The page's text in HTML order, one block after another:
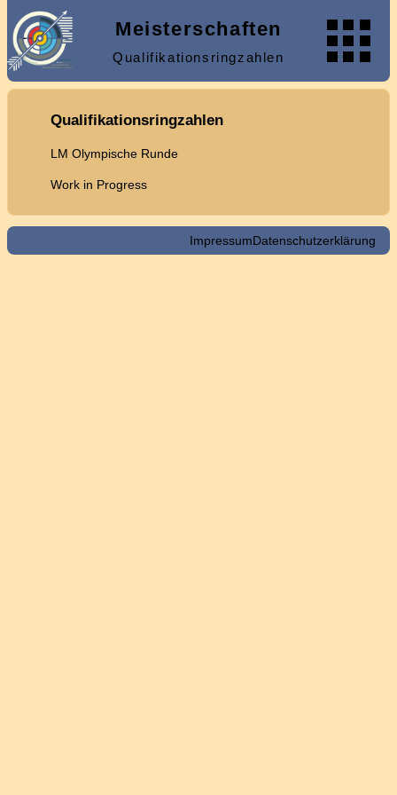
Meisterschaften
Qualifikationsringzahlen
Qualifikationsringzahlen
LM Olympische Runde
Work in Progress
ImpressumDatenschutzerklärung